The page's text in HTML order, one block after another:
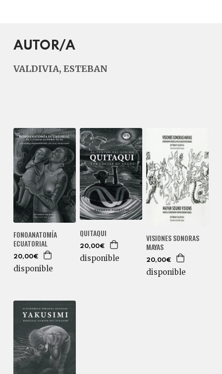
AUTOR/A
VALDIVIA, ESTEBAN
FONOANATOMÍA
ECUATORIAL
20,00€
disponible
QUITAQUI
20,00€
disponible
VISIONES SONORAS
MAYAS
20,00€
disponible